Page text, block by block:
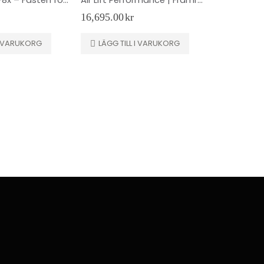
16,695.00kr
LÄGG TILL I VARUKORG